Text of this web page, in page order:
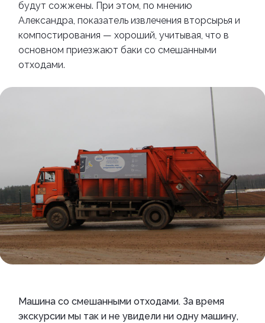
будут сожжены. При этом, по мнению
Александра, показатель извлечения вторсырья и
компостирования — хороший, учитывая, что в
основном приезжают баки со смешанными
отходами.
Машина со смешанными отходами. За время
экскурсии мы так и не увидели ни одну машину,